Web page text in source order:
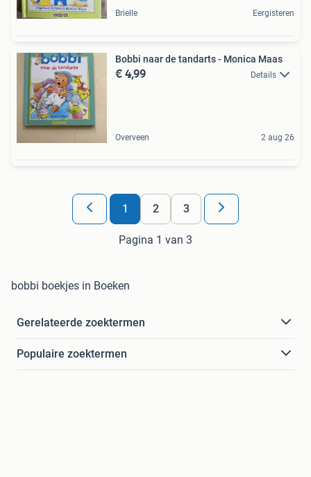
Brielle Eergisteren
Bobbi naar de tandarts - Monica Maas
€ 4,99 Details
Overveen 2 aug 26
1 2 3
Pagina 1 van 3
bobbi boekjes in Boeken
Gerelateerde zoektermen
Populaire zoektermen